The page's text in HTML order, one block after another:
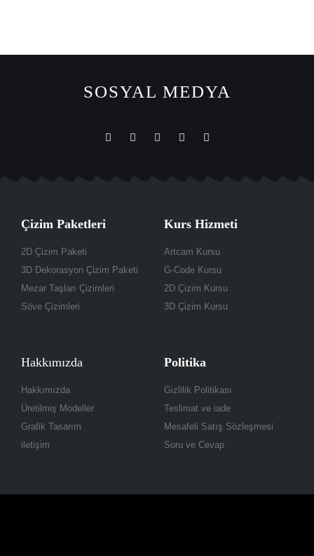
SOSYAL MEDYA
Çizim Paketleri
2D Çizim Paketi
3D Dekorasyon Çizim Paketi
Mezar Taşları Çizimleri
Söve Çizimleri
Kurs Hizmeti
Artcam Kursu
G-Code Kursu
2D Çizim Kursu
3D Çizim Kursu
Hakkımızda
Hakkımızda
Üretilmiş Modeller
Grafik Tasarım
iletişim
Politika
Gizlilik Politikası
Teslimat ve iade
Mesafeli Satış Sözleşmesi
Soru ve Cevap